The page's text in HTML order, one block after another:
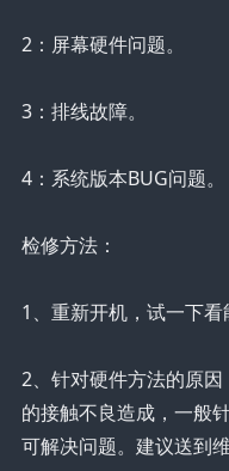
2：屏幕硬件问题。
3：排线故障。
4：系统版本BUG问题。
检修方法：
1、重新开机，试一下看
2、针对硬件方法的原
的接触不良造成，一般
可解决问题。建议送到